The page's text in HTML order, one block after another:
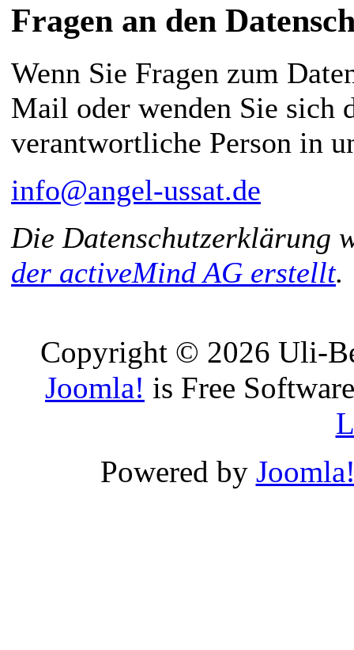
Fragen an den
Wenn Sie Fragen zum
Mail oder wenden Sie sich
verantwortliche Person in
info@angel-ussat.de
Die Datenschutzerklärung
der activeMind AG erstellt.
Copyright © 2026 Uli-
Joomla! is Free
Powered by